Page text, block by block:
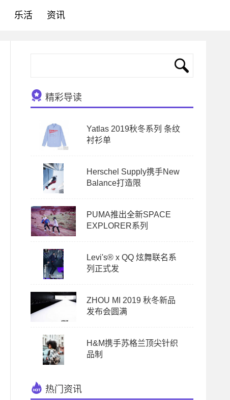
乐活 资讯
精彩导读
Yatlas 2019秋冬系列 条纹
衬衫单
Herschel Supply携手New
Balance打造限
PUMA推出全新SPACE
EXPLORER系列
Levi's® x QQ 炫舞联名系
列正式发
ZHOU MI 2019 秋冬新品
发布会圆满
H&M携手苏格兰顶尖针织
品制
热门资讯